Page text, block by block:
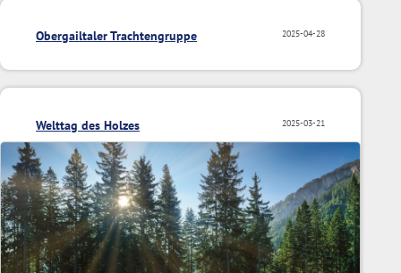
2025-04-28
Obergailtaler Trachtengruppe
2025-03-21
Welttag des Holzes